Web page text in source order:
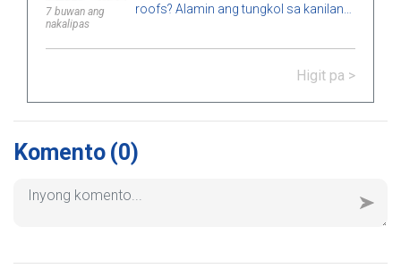
7 buwan ang
nakalipas
roofs? Alamin ang tungkol sa kanilang
tala para sa tamang pag-install.Higit pa >
Komento (0)